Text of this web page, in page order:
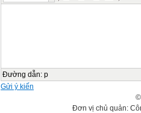
Đường dẫn: p
Gửi ý kiến
Đơn vị chủ quản: